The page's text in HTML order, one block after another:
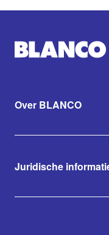
Over BLANCO
Juridische